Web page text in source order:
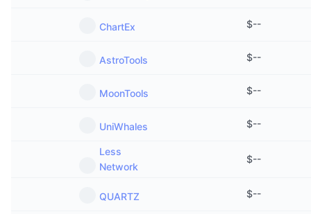
NFT 整體統計數字
即將推出的銷售活動
ChartEx $--
AstroTools $--
MoonTools $--
UniWhales $--
Less
Network
$--
QUARTZ $--